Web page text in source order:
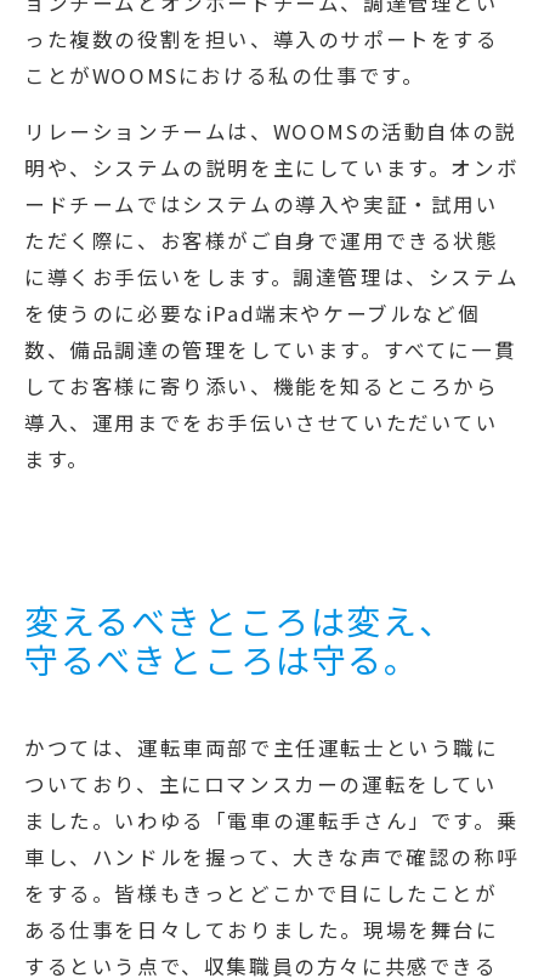
った複数の役割を担い、導入のサポートをする
ことがWOOMSにおける私の仕事です。
リレーションチームは、WOOMSの活動自体の説
明や、システムの説明を主にしています。オンボ
ードチームではシステムの導入や実証・試用い
ただく際に、お客様がご自身で運用できる状態
に導くお手伝いをします。調達管理は、システム
を使うのに必要なiPad端末やケーブルなど個
数、備品調達の管理をしています。すべてに一貫
してお客様に寄り添い、機能を知るところから
導入、運用までをお手伝いさせていただいてい
ます。
変えるべきところは変え、
守るべきところは守る。
かつては、運転車両部で主任運転士という職に
ついており、主にロマンスカーの運転をしてい
ました。いわゆる「電車の運転手さん」です。乗
車し、ハンドルを握って、大きな声で確認の称呼
をする。皆様もきっとどこかで目にしたことが
ある仕事を日々しておりました。現場を舞台に
するという点で、収集職員の方々に共感できる